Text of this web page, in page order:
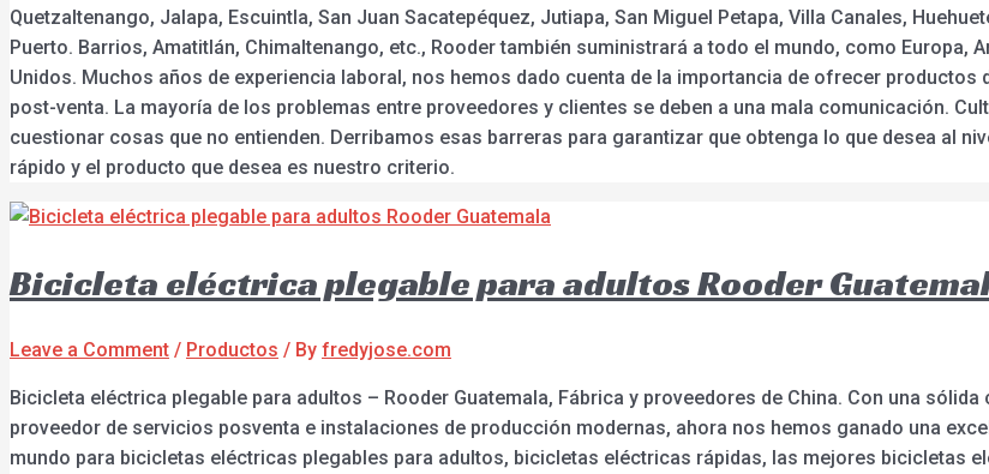
Quetzaltenango, Jalapa, Escuintla, San Juan Sacatepéquez, Jutiapa, San Miguel Petapa, Villa Canales,
Puerto. Barrios, Amatitlán, Chimaltenango, etc., Rooder también suministrará a todo el mundo, como Europa,
Unidos. Muchos años de experiencia laboral, nos hemos dado cuenta de la importancia de ofrecer
post-venta. La mayoría de los problemas entre proveedores y clientes se deben a una mala comunicación.
cuestionar cosas que no entienden. Derribamos esas barreras para garantizar que obtenga lo que desea al
rápido y el producto que desea es nuestro criterio.
Bicicleta eléctrica plegable para adultos Rooder
Leave a Comment / Productos / By fredyjose.com
Bicicleta eléctrica plegable para adultos – Rooder Guatemala, Fábrica y proveedores de China. Con una
proveedor de servicios posventa e instalaciones de producción modernas, ahora nos hemos ganado una
mundo para bicicletas eléctricas plegables para adultos, bicicletas eléctricas rápidas, las mejores bicicletas